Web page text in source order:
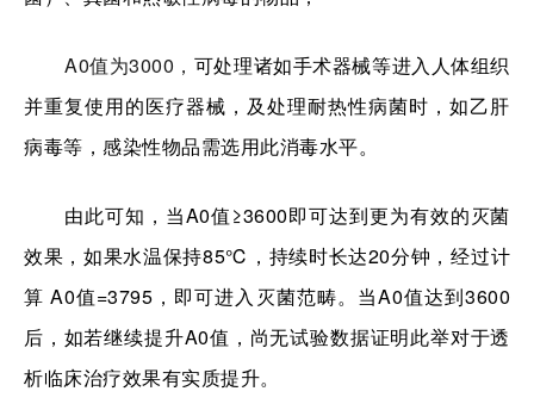
A0值为3000， 可处理诸如手术器械等进入人体组织
并重复使用的医疗器械，及处理耐热性病菌时，如乙肝
病毒等，感染性物品需选用此消毒水平。
由此可知，当A0值≥3600即可达到更为有效的灭菌
效果，如果水温保持85℃，持续时长达20分钟，经过计
算 A0值=3795，即可进入灭菌范畴。当A0值达到3600
后，如若继续提升A0值，尚无试验数据证明此举对于透
析临床治疗效果有实质提升。